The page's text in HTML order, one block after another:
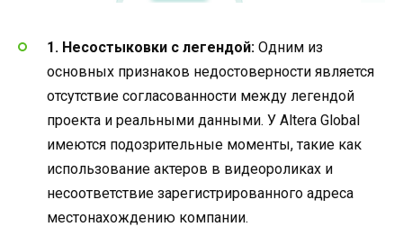
1. Несостыковки с легендой: Одним из
основных признаков недостоверности является
отсутствие согласованности между легендой
проекта и реальными данными. У Altera Global
имеются подозрительные моменты, такие как
использование актеров в видеороликах и
несоответствие зарегистрированного адреса
местонахождению компании.